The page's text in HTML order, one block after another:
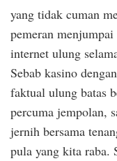
yang tidak cuman
pemeran
internet ulung
Sebab kasino
faktual ulung batas
percuma jempolan,
jernih bersama
pula yang kita raba.